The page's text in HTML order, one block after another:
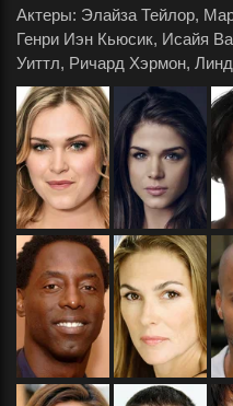
Актеры: Элайза Тейлор,
Генри Иэн Кьюсик, Исайя
Уиттл, Ричард Хэрмон,